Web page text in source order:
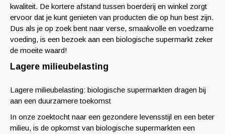
kwaliteit. De kortere afstand tussen boerderij en winkel zorgt
ervoor dat je kunt genieten van producten die op hun best zijn.
Dus als je op zoek bent naar verse, smaakvolle en voedzame
voeding, is een bezoek aan een biologische supermarkt zeker
de moeite waard!
Lagere milieubelasting
Lagere milieubelasting: biologische supermarkten dragen bij
aan een duurzamere toekomst
In onze zoektocht naar een gezondere levensstijl en een beter
milieu, is de opkomst van biologische supermarkten een